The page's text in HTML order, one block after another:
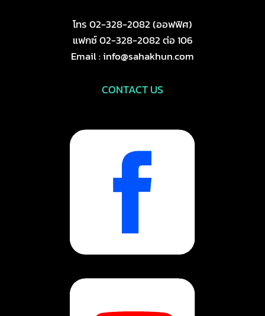
โทร 02-328-2082 (ออฟฟิศ)
แฟกซ์ 02-328-2082 ต่อ 106
Email : info@sahakhun.com
CONTACT US